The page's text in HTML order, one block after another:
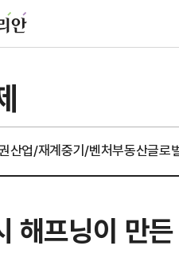
산업/재계중기/벤처부동산글로
해프닝이 만